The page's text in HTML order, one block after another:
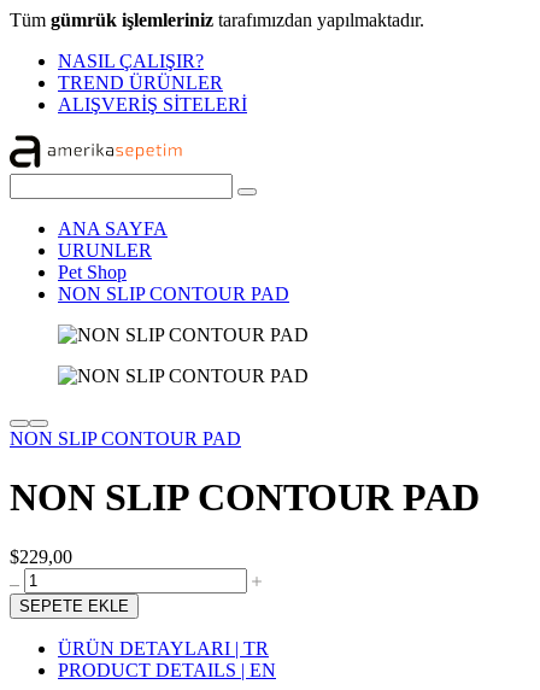
Tüm gümrük işlemleriniz tarafımızdan yapılmaktadır.
NASIL ÇALIŞIR?
TREND ÜRÜNLER
ALIŞVERİŞ SİTELERİ
ANA SAYFA
URUNLER
Pet Shop
NON SLIP CONTOUR PAD
NON SLIP CONTOUR PAD
NON SLIP CONTOUR PAD
$229,00
SEPETE EKLE
ÜRÜN DETAYLARI | TR
PRODUCT DETAILS | EN